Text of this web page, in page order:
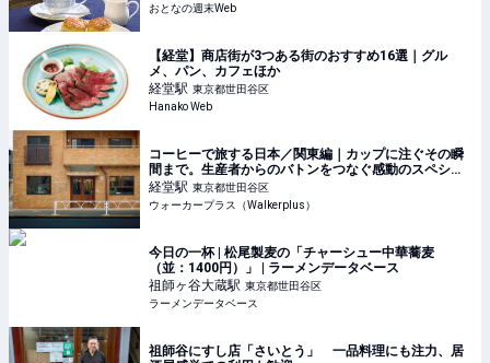
おとなの週末Web
【経堂】商店街が3つある街のおすすめ16選｜グル
メ、パン、カフェほか
経堂駅 東京都世田谷区
Hanako Web
コーヒーで旅する日本／関東編｜カップに注ぐその瞬
間まで。生産者からのバトンをつなぐ感動のスペシャ
ルティコーヒー「Raw Sugar Roast」｜ウォーカープ
ラス
経堂駅 東京都世田谷区
ウォーカープラス（Walkerplus）
今日の一杯 | 松尾製麦の「チャーシュー中華蕎麦
（並：1400円）」 | ラーメンデータベース
祖師ヶ谷大蔵駅 東京都世田谷区
ラーメンデータベース
祖師谷にすし店「さいとう」 一品料理にも注力、居